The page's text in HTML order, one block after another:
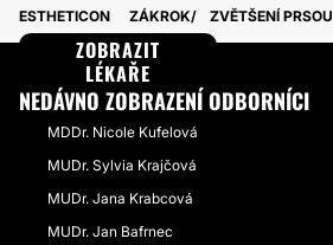
Ústecký kraj
Zlínský kraj
Kraj Vysočina
Liberecký kraj
Pardubický kraj
ZOBRAZIT
LÉKAŘE
ESTHETICON ZÁKROK ZVĚTŠENÍ PRSOU
NEDÁVNO ZOBRAZENÍ ODBORNÍCI
MDDr. Nicole Kufelová
MUDr. Sylvia Krajčová
MUDr. Jana Krabcová
MUDr. Jan Bafrnec